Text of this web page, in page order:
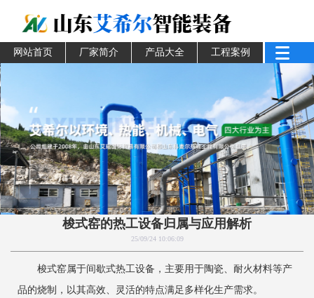
网站首页 厂家简介 产品大全 工程案例
梭式窑的热工设备归属与应用解析
25/09/24 10:06:09
梭式窑属于间歇式热工设备，主要用于陶瓷、耐火材料等产
品的烧制，以其高效、灵活的特点满足多样化生产需求。